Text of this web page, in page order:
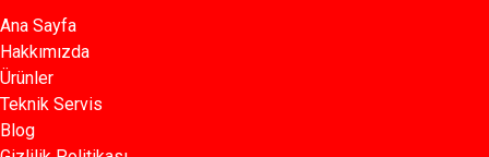
Ana Sayfa​​
Hakkımızda
Ürünler​
Teknik Servis
Blog​​